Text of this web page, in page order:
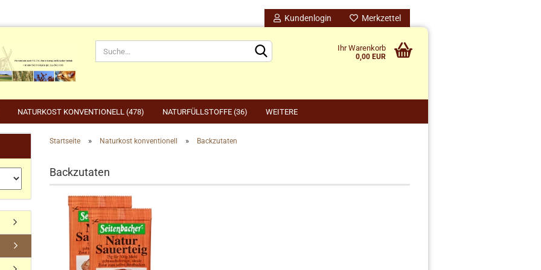
Kundenlogin
Konto erstellen
Merkzettel
Ihr Warenkorb
0,00 EUR
NATURKOST KONVENTIONELL (478) NATURFÜLLSTOFFE (36) WEITERE
& Winterfütterung
Grillen, Grillbedarf, Holzkohle
Startseite » Naturkost konventionell » Backzutaten
Backzutaten